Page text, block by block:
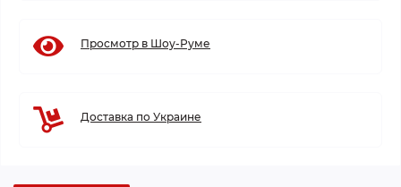
Просмотр в Шоу-Руме
Доставка по Украине